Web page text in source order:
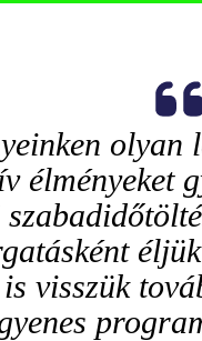
élményeket
visszük